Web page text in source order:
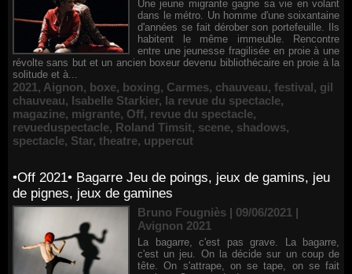
Une jeune migrante gagne sa vie en volant
dans le métro. Un homme d'une soixantaine
d'années se fait dérober son portefeuille. Ils
habitent le même immeuble. Rencontre
entre une jeunesse fragilisée en proie à une
révolte sans but et un ancien boxeur devenu bibliothécaire en proie à la
solitude et à...
2021, Aignon, boxe, boxing, Carmes, chauveau, festival, gil
chauveau, Isabelle Starkier, la revue du spectacle,
magazine, migrante, Off, revue du spectacle,
revueduspectacle, Roland Timsit, scene, shadows,
spectacle, Star, theatre, uppercut
•Off 2021• Bagarre Jeu de poings, jeux de gamins, jeu
de pignes, jeux de gamines
Bruno Fougniès | 09/06/2021 |
Avignon 2021
La bagarre, c'est pas grave. La bagarre,
c'est un jeu. On la décide sur un coup de
tête. On s'attrape, on se tape, on se fait